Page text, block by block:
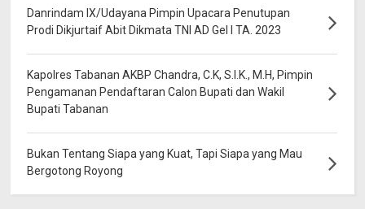
Danrindam IX/Udayana Pimpin Upacara Penutupan
Prodi Dikjurtaif Abit Dikmata TNI AD Gel I TA. 2023
Kapolres Tabanan AKBP Chandra, C.K, S.I.K., M.H, Pimpin
Pengamanan Pendaftaran Calon Bupati dan Wakil
Bupati Tabanan
Bukan Tentang Siapa yang Kuat, Tapi Siapa yang Mau
Bergotong Royong